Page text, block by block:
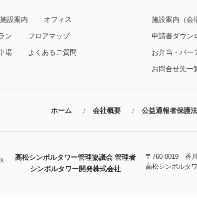
施設案内 オフィス
ン フロアマップ
場 よくあるご質問
施設案内（会
申請書ダウン
お弁当・パー
お問合せ先一
ホーム 会社概要 公益通報者保護
高松シンボルタワー管理協議会 管理者
シンボルタワー開発株式会社
〒760-0019 香
高松シンボルタ